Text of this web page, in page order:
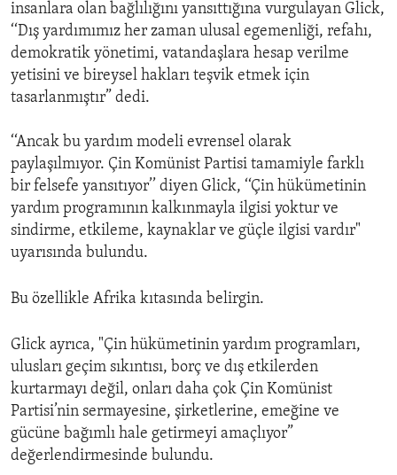
insanlara olan bağlılığını yansıttığına vurgulayan Glick,
‘‘Dış yardımımız her zaman ulusal egemenliği, refahı,
demokratik yönetimi, vatandaşlara hesap verilme
yetisini ve bireysel hakları teşvik etmek için
tasarlanmıştır” dedi.
‘‘Ancak bu yardım modeli evrensel olarak
paylaşılmıyor. Çin Komünist Partisi tamamiyle farklı
bir felsefe yansıtıyor’’ diyen Glick, ‘‘Çin hükümetinin
yardım programının kalkınmayla ilgisi yoktur ve
sindirme, etkileme, kaynaklar ve güçle ilgisi vardır"
uyarısında bulundu.
Bu özellikle Afrika kıtasında belirgin.
Glick ayrıca, "Çin hükümetinin yardım programları,
ulusları geçim sıkıntısı, borç ve dış etkilerden
kurtarmayı değil, onları daha çok Çin Komünist
Partisi’nin sermayesine, şirketlerine, emeğine ve
gücüne bağımlı hale getirmeyi amaçlıyor”
değerlendirmesinde bulundu.